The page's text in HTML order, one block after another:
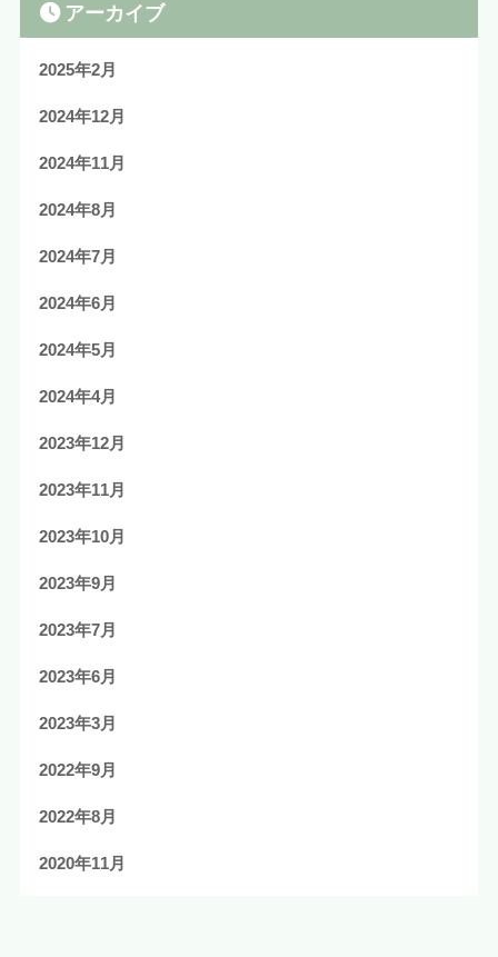
アーカイブ
2025年2月
2024年12月
2024年11月
2024年8月
2024年7月
2024年6月
2024年5月
2024年4月
2023年12月
2023年11月
2023年10月
2023年9月
2023年7月
2023年6月
2023年3月
2022年9月
2022年8月
2020年11月